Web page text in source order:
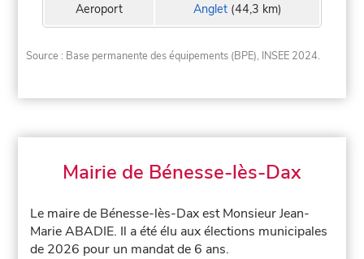
Aeroport Anglet(44,3 km)
Source : Base permanente des équipements (BPE), INSEE 2024.
Mairie de Bénesse-lès-Dax
Le maire de Bénesse-lès-Dax est Monsieur Jean-
Marie ABADIE. Il a été élu aux élections municipales
de 2026 pour un mandat de 6 ans.